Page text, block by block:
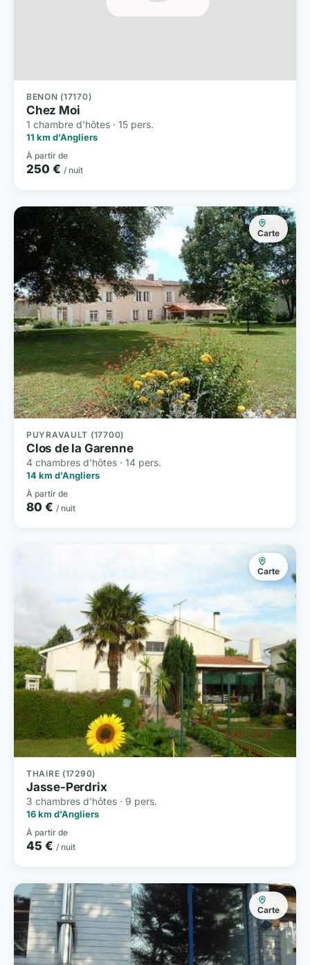
BENON (17170)
Chez Moi
1 chambre d'hôtes · 15 pers.
11 km d'Angliers
À partir de
250 € / nuit
Carte
PUYRAVAULT (17700)
Clos de la Garenne
4 chambres d'hôtes · 14 pers.
14 km d'Angliers
À partir de
80 € / nuit
Carte
THAIRE (17290)
Jasse-Perdrix
3 chambres d'hôtes · 9 pers.
16 km d'Angliers
À partir de
45 € / nuit
Carte